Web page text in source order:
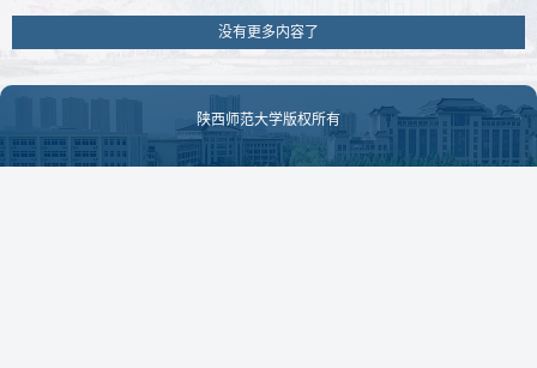
没有更多内容了
陕西师范大学版权所有